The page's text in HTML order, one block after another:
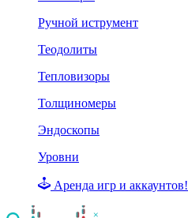
Ручной иструмент
Теодолиты
Тепловизоры
Толщиномеры
Эндоскопы
Уровни
Аренда игр и аккаунтов!